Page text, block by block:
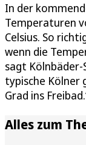
In der
Temperaturen
Celsius. So
wenn die
sagt Kölnbäder-
typische Kölner
Grad ins
Alles zum